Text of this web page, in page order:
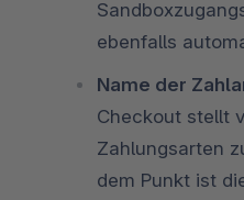
ebenfalls
Name der
Checkout stellt
Zahlungsarten
dem Punkt ist